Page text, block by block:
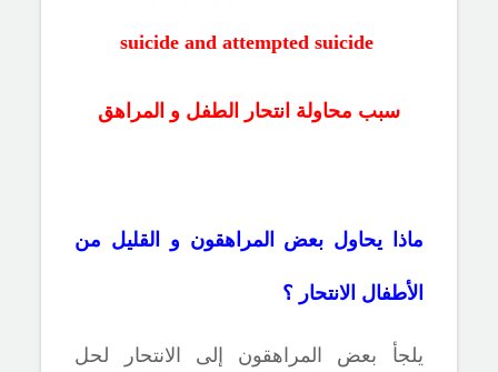
suicide and attempted suicide
سبب محاولة انتحار الطفل و المراهق
ماذا يحاول بعض المراهقون و القليل من
الأطفال الانتحار ؟
يلجأ بعض المراهقون إلى الانتحار لحل